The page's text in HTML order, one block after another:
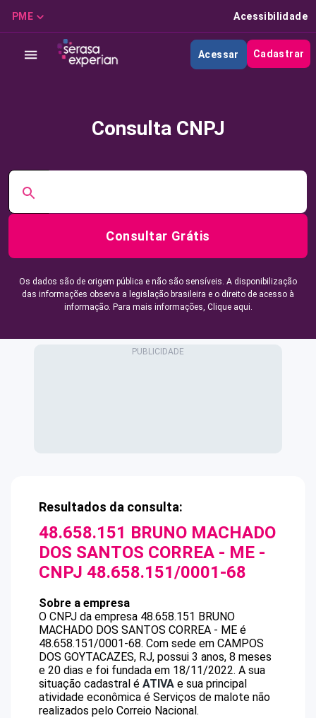
PME Acessibilidade
Acessar Cadastrar
Consulta CNPJ
Consultar Grátis
Os dados são de origem pública e não são sensíveis. A disponibilização
das informações observa a legislação brasileira e o direito de acesso à
informação. Para mais informações, Clique aqui.
Resultados da consulta:
48.658.151 BRUNO MACHADO
DOS SANTOS CORREA - ME -
CNPJ 48.658.151/0001-68
Sobre a empresa
O CNPJ da empresa 48.658.151 BRUNO
MACHADO DOS SANTOS CORREA - ME é
48.658.151/0001-68. Com sede em CAMPOS
DOS GOYTACAZES, RJ, possui 3 anos, 8 meses
e 20 dias e foi fundada em 18/11/2022. A sua
situação cadastral é ATIVA e sua principal
atividade econômica é Serviços de malote não
realizados pelo Correio Nacional.